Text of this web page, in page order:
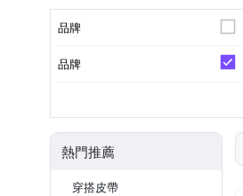
品牌
品牌
熱門推薦
穿搭皮帶